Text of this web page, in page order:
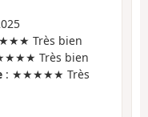
Très bien
Très bien
: ★★★★★ Très